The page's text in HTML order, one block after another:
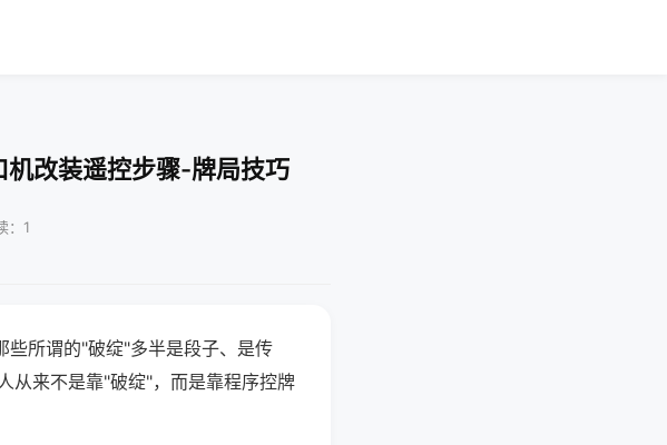
改装遥控步骤-牌局技巧
：1
些所谓的"破绽"多半是段子、是传
从来不是靠"破绽"，而是靠程序控牌